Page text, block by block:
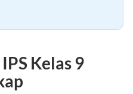
Kelas 9